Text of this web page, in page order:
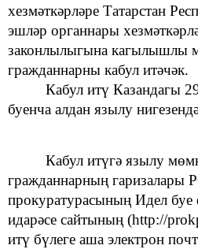
хезмәткәрләре Татарстан
эшләр органнары
законлылыгына кагылышлы
гражданнарны кабул итәчәк.
Кабул итү Казандагы
буенча алдан язылу
Кабул итүгә язылу
гражданнарның гаризалары
прокуратурасының Идел буе
идарәсе сайтының (http://
итү бүлеге аша электрон